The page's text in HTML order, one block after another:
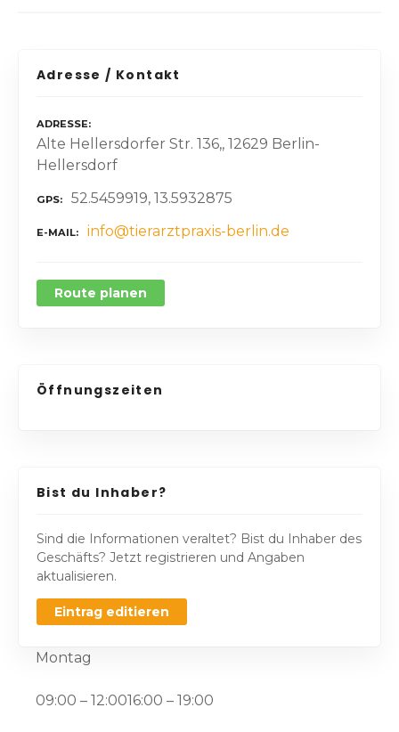
Adresse / Kontakt
ADRESSE
Alte Hellersdorfer Str. 136,, 12629 Berlin-
Hellersdorf
GPS 52.5459919, 13.5932875
E-MAIL info@tierarztpraxis-berlin.de
Route planen
Öffnungszeiten
Bist du Inhaber?
Sind die Informationen veraltet? Bist du Inhaber des
Geschäfts? Jetzt registrieren und Angaben
aktualisieren.
Eintrag editieren
Montag
09:00 – 12:0016:00 – 19:00